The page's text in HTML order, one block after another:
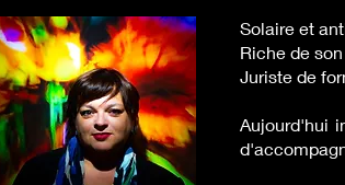
Solaire et
Riche de
Juriste de
Aujourd'hui